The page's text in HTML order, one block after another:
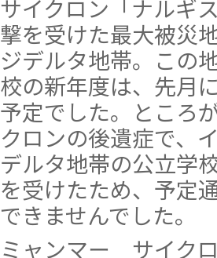
サイクロン「ナルギ
撃を受けた最大被災
ジデルタ地帯。この
校の新年度は、先月
予定でした。ところ
クロンの後遺症で、
デルタ地帯の公立学
を受けたため、予定
できませんでした。
ミャンマー サイク